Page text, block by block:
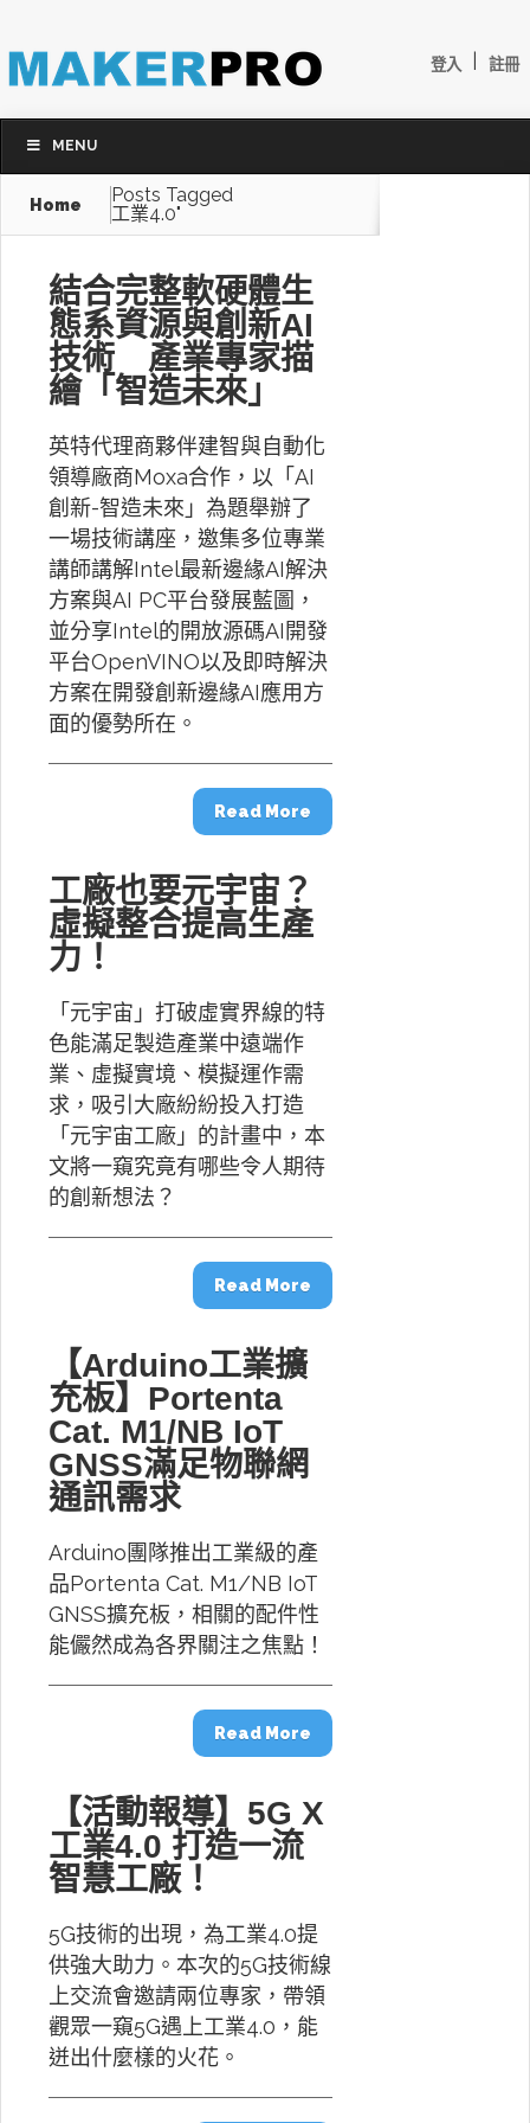
登入 註冊
MENU
Home
Posts Tagged
工業4.0"
結合完整軟硬體生
態系資源與創新AI
技術 產業專家描
繪「智造未來」
英特代理商夥伴建智與自動化
領導廠商Moxa合作，以「AI
創新-智造未來」為題舉辦了
一場技術講座，邀集多位專業
講師講解Intel最新邊緣AI解決
方案與AI PC平台發展藍圖，
並分享Intel的開放源碼AI開發
平台OpenVINO以及即時解決
方案在開發創新邊緣AI應用方
面的優勢所在。
Read More
工廠也要元宇宙？
虛擬整合提高生產
力！
「元宇宙」打破虛實界線的特
色能滿足製造產業中遠端作
業、虛擬實境、模擬運作需
求，吸引大廠紛紛投入打造
「元宇宙工廠」的計畫中，本
文將一窺究竟有哪些令人期待
的創新想法？
Read More
【Arduino工業擴
充板】Portenta
Cat. M1/NB IoT
GNSS滿足物聯網
通訊需求
Arduino團隊推出工業級的產
品Portenta Cat. M1/NB IoT
GNSS擴充板，相關的配件性
能儼然成為各界關注之焦點！
Read More
【活動報導】5G X
工業4.0 打造一流
智慧工廠！
5G技術的出現，為工業4.0提
供強大助力。本次的5G技術線
上交流會邀請兩位專家，帶領
觀眾一窺5G遇上工業4.0，能
迸出什麼樣的火花。